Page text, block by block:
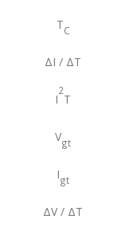
TC
ΔI / ΔT
I
2
T
Vgt
Igt
ΔV / ΔT